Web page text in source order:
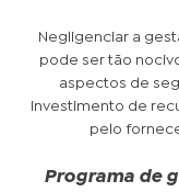
Negligenciar a
pode ser tão
aspectos de
investimento de
pelo
Programa de